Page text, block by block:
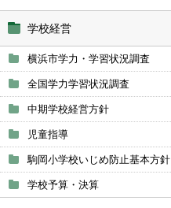
学校経営
横浜市学力・学習状況調査
全国学力学習状況調査
中期学校経営方針
児童指導
駒岡小学校いじめ防止基本方針
学校予算・決算